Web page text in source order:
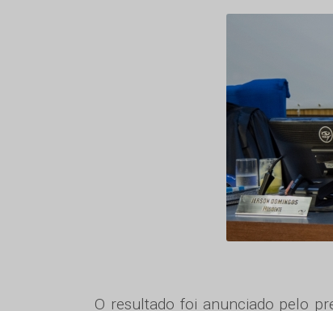
O resultado foi anunciado pelo